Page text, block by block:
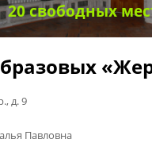
20 свободных
д. 9
Павловна